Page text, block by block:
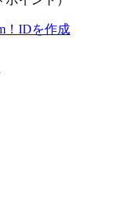
！IDを作成